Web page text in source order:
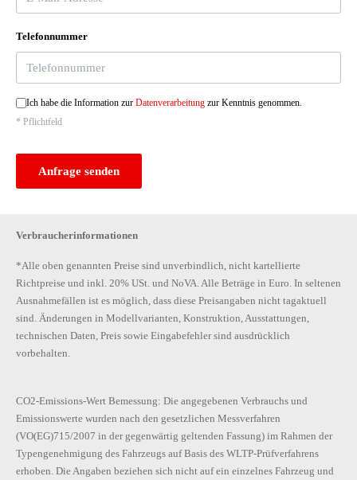
Telefonnummer
Ich habe die Information zur Datenverarbeitung zur Kenntnis genommen.
* Pflichtfeld
Anfrage senden
Verbraucherinformationen
*Alle oben genannten Preise sind unverbindlich, nicht kartellierte
Richtpreise und inkl. 20% USt. und NoVA. Alle Beträge in Euro. In seltenen
Ausnahmefällen ist es möglich, dass diese Preisangaben nicht tagaktuell
sind. Änderungen in Modellvarianten, Konstruktion, Ausstattungen,
technischen Daten, Preis sowie Eingabefehler sind ausdrücklich
vorbehalten.
CO2-Emissions-Wert Bemessung: Die angegebenen Verbrauchs und
Emissionswerte wurden nach den gesetzlichen Messverfahren
(VO(EG)715/2007 in der gegenwärtig geltenden Fassung) im Rahmen der
Typengenehmigung des Fahrzeugs auf Basis des WLTP-Prüfverfahrens
erhoben. Die Angaben beziehen sich nicht auf ein einzelnes Fahrzeug und